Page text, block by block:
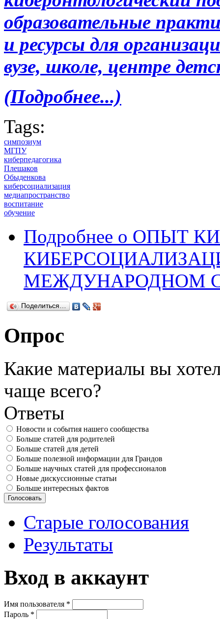
образовательные
и ресурсы для
вузе, школе, центре
(Подробнее...)
Tags:
симпозиум
МГПУ
киберпедагогика
Плешаков
Обыденкова
киберсоциализация
медиапространство
воспитание
обучение
Подробнее о ОПЫТ
МЕЖДУНАРОДНОМ
Поделиться…
Опрос
Какие материалы вы
чаще всего?
Ответы
Новости и события нашего сообщества
Больше статей для родителей
Больше статей для детей
Больше полезной информации для Грандов
Больше научных статей для профессионалов
Новые дискуссионные статьи
Больше интересных фактов
Старые голосования
Результаты
Вход в аккаунт
Имя пользователя *
Пароль *